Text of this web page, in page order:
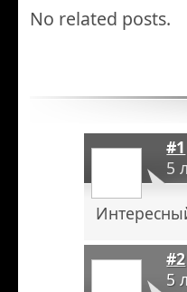
No related posts.
#1
5
#2
5